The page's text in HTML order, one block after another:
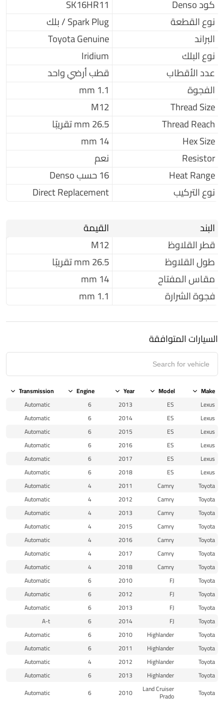
كود Denso
SK16HR11
نوع القطعة
Spark Plug / بلك
البراند
Toyota Genuine
نوع البلك
Iridium
عدد الأقطاب
قطب أرضي واحد
الفجوة
1.1 mm
Thread Size
M12
Thread Reach
26.5 mm تقريبًا
Hex Size
14 mm
Resistor
نعم
Heat Range
16 حسب Denso
نوع التركيب
Direct Replacement
البند
القيمة
قطر القلاوظ
M12
طول القلاوظ
26.5 mm تقريبًا
مقاس المفتاح
14 mm
فجوة الشرارة
1.1 mm
السيارات المتوافقة
Make
Model
Year
Engine
Transmission
Lexus
ES
2013
6
Automatic
Lexus
ES
2014
6
Automatic
Lexus
ES
2015
6
Automatic
Lexus
ES
2016
6
Automatic
Lexus
ES
2017
6
Automatic
Lexus
ES
2018
6
Automatic
Toyota
Camry
2011
4
Automatic
Toyota
Camry
2012
4
Automatic
Toyota
Camry
2013
4
Automatic
Toyota
Camry
2015
4
Automatic
Toyota
Camry
2016
4
Automatic
Toyota
Camry
2017
4
Automatic
Toyota
Camry
2018
4
Automatic
Toyota
FJ
2010
6
Automatic
Toyota
FJ
2012
6
Automatic
Toyota
FJ
2013
6
Automatic
Toyota
FJ
2014
6
A-t
Toyota
Highlander
2010
6
Automatic
Toyota
Highlander
2011
6
Automatic
Toyota
Highlander
2012
4
Automatic
Toyota
Highlander
2013
6
Automatic
Toyota
Land Cruiser
Prado
2010
6
Automatic